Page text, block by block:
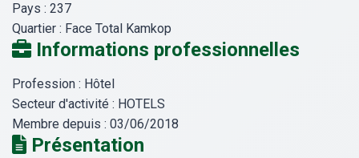
Pays : 237
Quartier : Face Total Kamkop
Informations professionnelles
Profession : Hôtel
Secteur d'activité : HOTELS
Membre depuis : 03/06/2018
Présentation